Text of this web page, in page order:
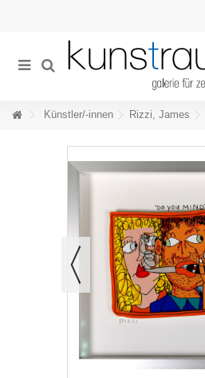
Künstler/-innen Rizzi, James